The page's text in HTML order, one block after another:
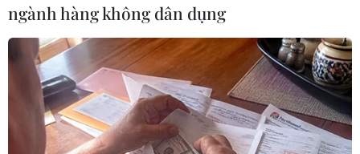
#Vùng Vịnh #Iran
#Chuck Hagel
#Chương trình hạt nhân
#Đàm phán
#An ninh
#Vũ khí hạt nhân
#Lầu Năm Góc Iran Mỹ
ngành hàng không dân dụng